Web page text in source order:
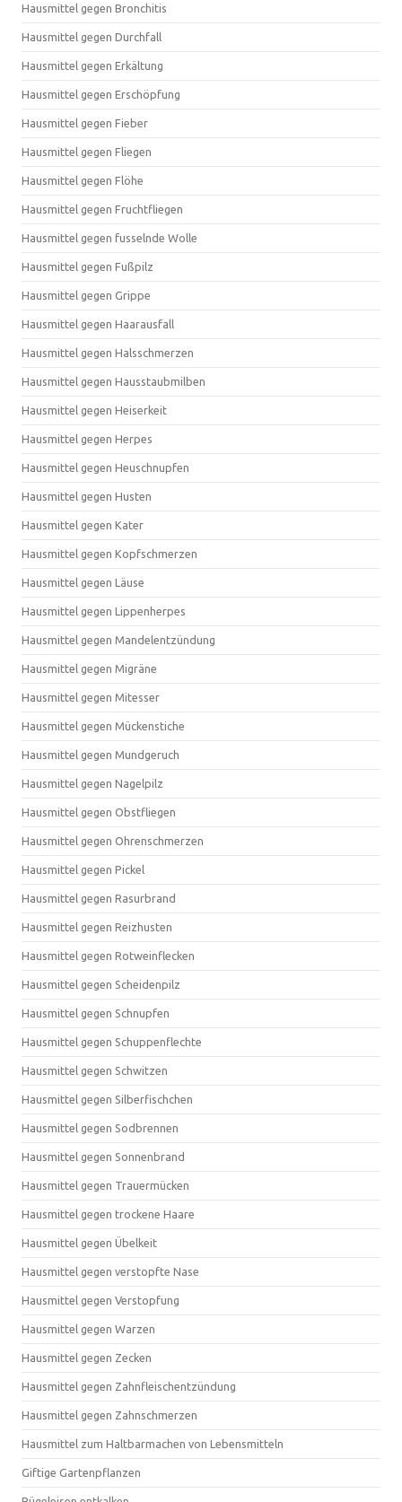
Hausmittel gegen Bronchitis
Hausmittel gegen Durchfall
Hausmittel gegen Erkältung
Hausmittel gegen Erschöpfung
Hausmittel gegen Fieber
Hausmittel gegen Fliegen
Hausmittel gegen Flöhe
Hausmittel gegen Fruchtfliegen
Hausmittel gegen fusselnde Wolle
Hausmittel gegen Fußpilz
Hausmittel gegen Grippe
Hausmittel gegen Haarausfall
Hausmittel gegen Halsschmerzen
Hausmittel gegen Hausstaubmilben
Hausmittel gegen Heiserkeit
Hausmittel gegen Herpes
Hausmittel gegen Heuschnupfen
Hausmittel gegen Husten
Hausmittel gegen Kater
Hausmittel gegen Kopfschmerzen
Hausmittel gegen Läuse
Hausmittel gegen Lippenherpes
Hausmittel gegen Mandelentzündung
Hausmittel gegen Migräne
Hausmittel gegen Mitesser
Hausmittel gegen Mückenstiche
Hausmittel gegen Mundgeruch
Hausmittel gegen Nagelpilz
Hausmittel gegen Obstfliegen
Hausmittel gegen Ohrenschmerzen
Hausmittel gegen Pickel
Hausmittel gegen Rasurbrand
Hausmittel gegen Reizhusten
Hausmittel gegen Rotweinflecken
Hausmittel gegen Scheidenpilz
Hausmittel gegen Schnupfen
Hausmittel gegen Schuppenflechte
Hausmittel gegen Schwitzen
Hausmittel gegen Silberfischchen
Hausmittel gegen Sodbrennen
Hausmittel gegen Sonnenbrand
Hausmittel gegen Trauermücken
Hausmittel gegen trockene Haare
Hausmittel gegen Übelkeit
Hausmittel gegen verstopfte Nase
Hausmittel gegen Verstopfung
Hausmittel gegen Warzen
Hausmittel gegen Zecken
Hausmittel gegen Zahnfleischentzündung
Hausmittel gegen Zahnschmerzen
Hausmittel zum Haltbarmachen von Lebensmitteln
Giftige Gartenpflanzen